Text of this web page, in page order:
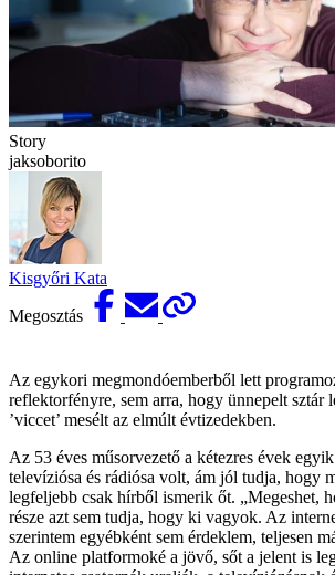
Story
jaksoborito
Kisgyőri Kata
Megosztás
Az egykori megmondóemberből lett
reflektorfényre, sem arra, hogy ünnepelt sztár
’viccet’ mesélt az elmúlt évtizedekben.
Az 53 éves műsorvezető a kétezres évek
televíziósa és rádiósa volt, ám jól tudja, hogy
legfeljebb csak hírből ismerik őt. „Megeshet,
része azt sem tudja, hogy ki vagyok. Az
szerintem egyébként sem érdeklem, teljesen
Az online platformoké a jövő, sőt a jelent is